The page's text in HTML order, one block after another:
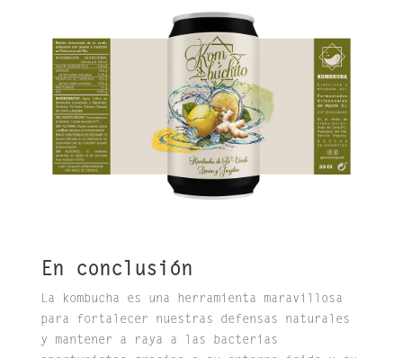
En conclusión
La kombucha es una herramienta maravillosa
para fortalecer nuestras defensas naturales
y mantener a raya a las bacterias